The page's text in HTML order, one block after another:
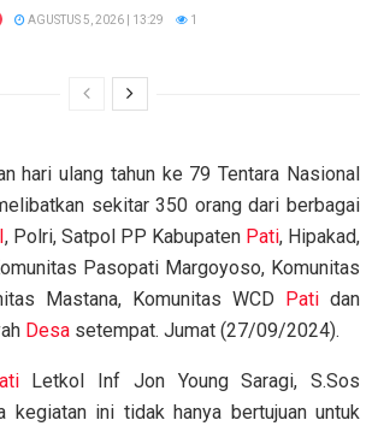
AGUSTUS 5, 2026 | 13:29 1
hari ulang tahun ke 79 Tentara Nasional
sekitar 350 orang dari berbagai
, Polri, Satpol PP Kabupaten Pati, Hipakad,
Pasopati Margoyoso, Komunitas
Mastana, Komunitas WCD Pati dan
Desa setempat. Jumat (27/09/2024).
Letkol Inf Jon Young Saragi, S.Sos
kegiatan ini tidak hanya bertujuan untuk